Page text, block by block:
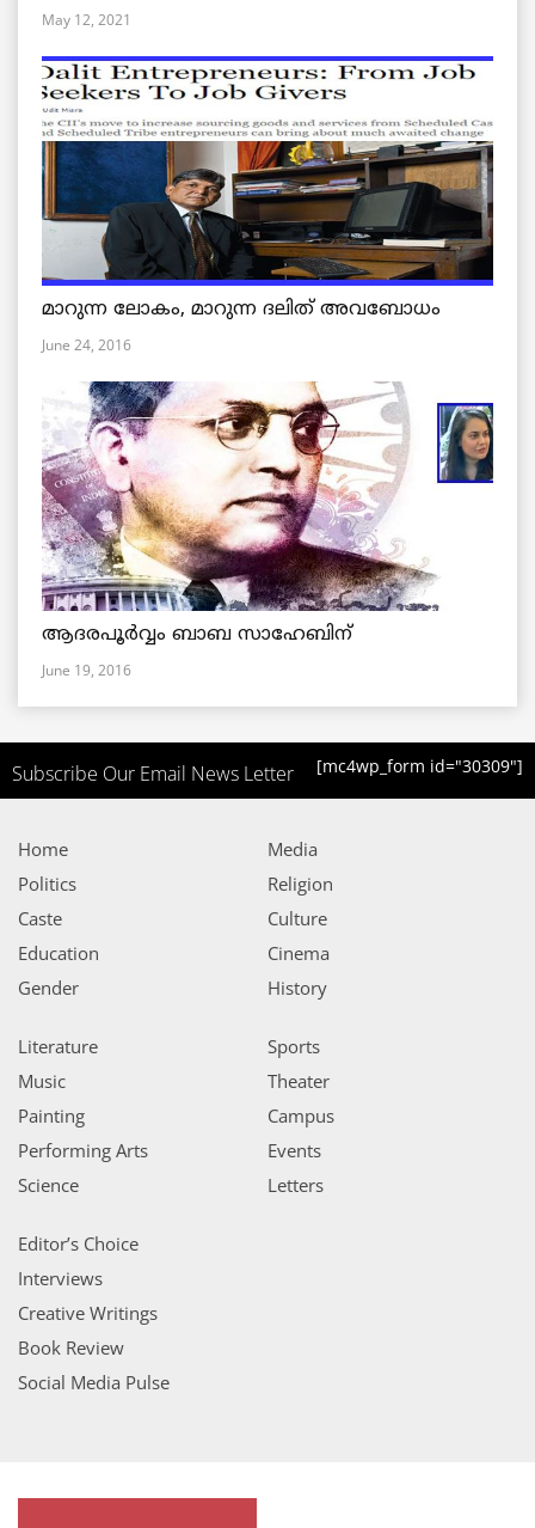
May 12, 2021
മാറുന്ന ലോകം, മാറുന്ന ദലിത് അവബോധം
June 24, 2016
ആദരപൂര്‍വ്വം ബാബ സാഹേബിന്
June 19, 2016
Subscribe Our Email News Letter [mc4wp_form id="30309"]
Home
Politics
Caste
Education
Gender
Media
Religion
Culture
Cinema
History
Literature
Music
Painting
Performing Arts
Science
Sports
Theater
Campus
Events
Letters
Editor’s Choice
Interviews
Creative Writings
Book Review
Social Media Pulse